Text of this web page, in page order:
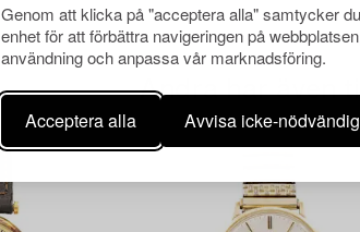
Genom att klicka på "acceptera alla" samtycker
enhet för att förbättra navigeringen på
användning och anpassa vår marknadsföring.
Acceptera alla Avvisa icke-
Andra har även